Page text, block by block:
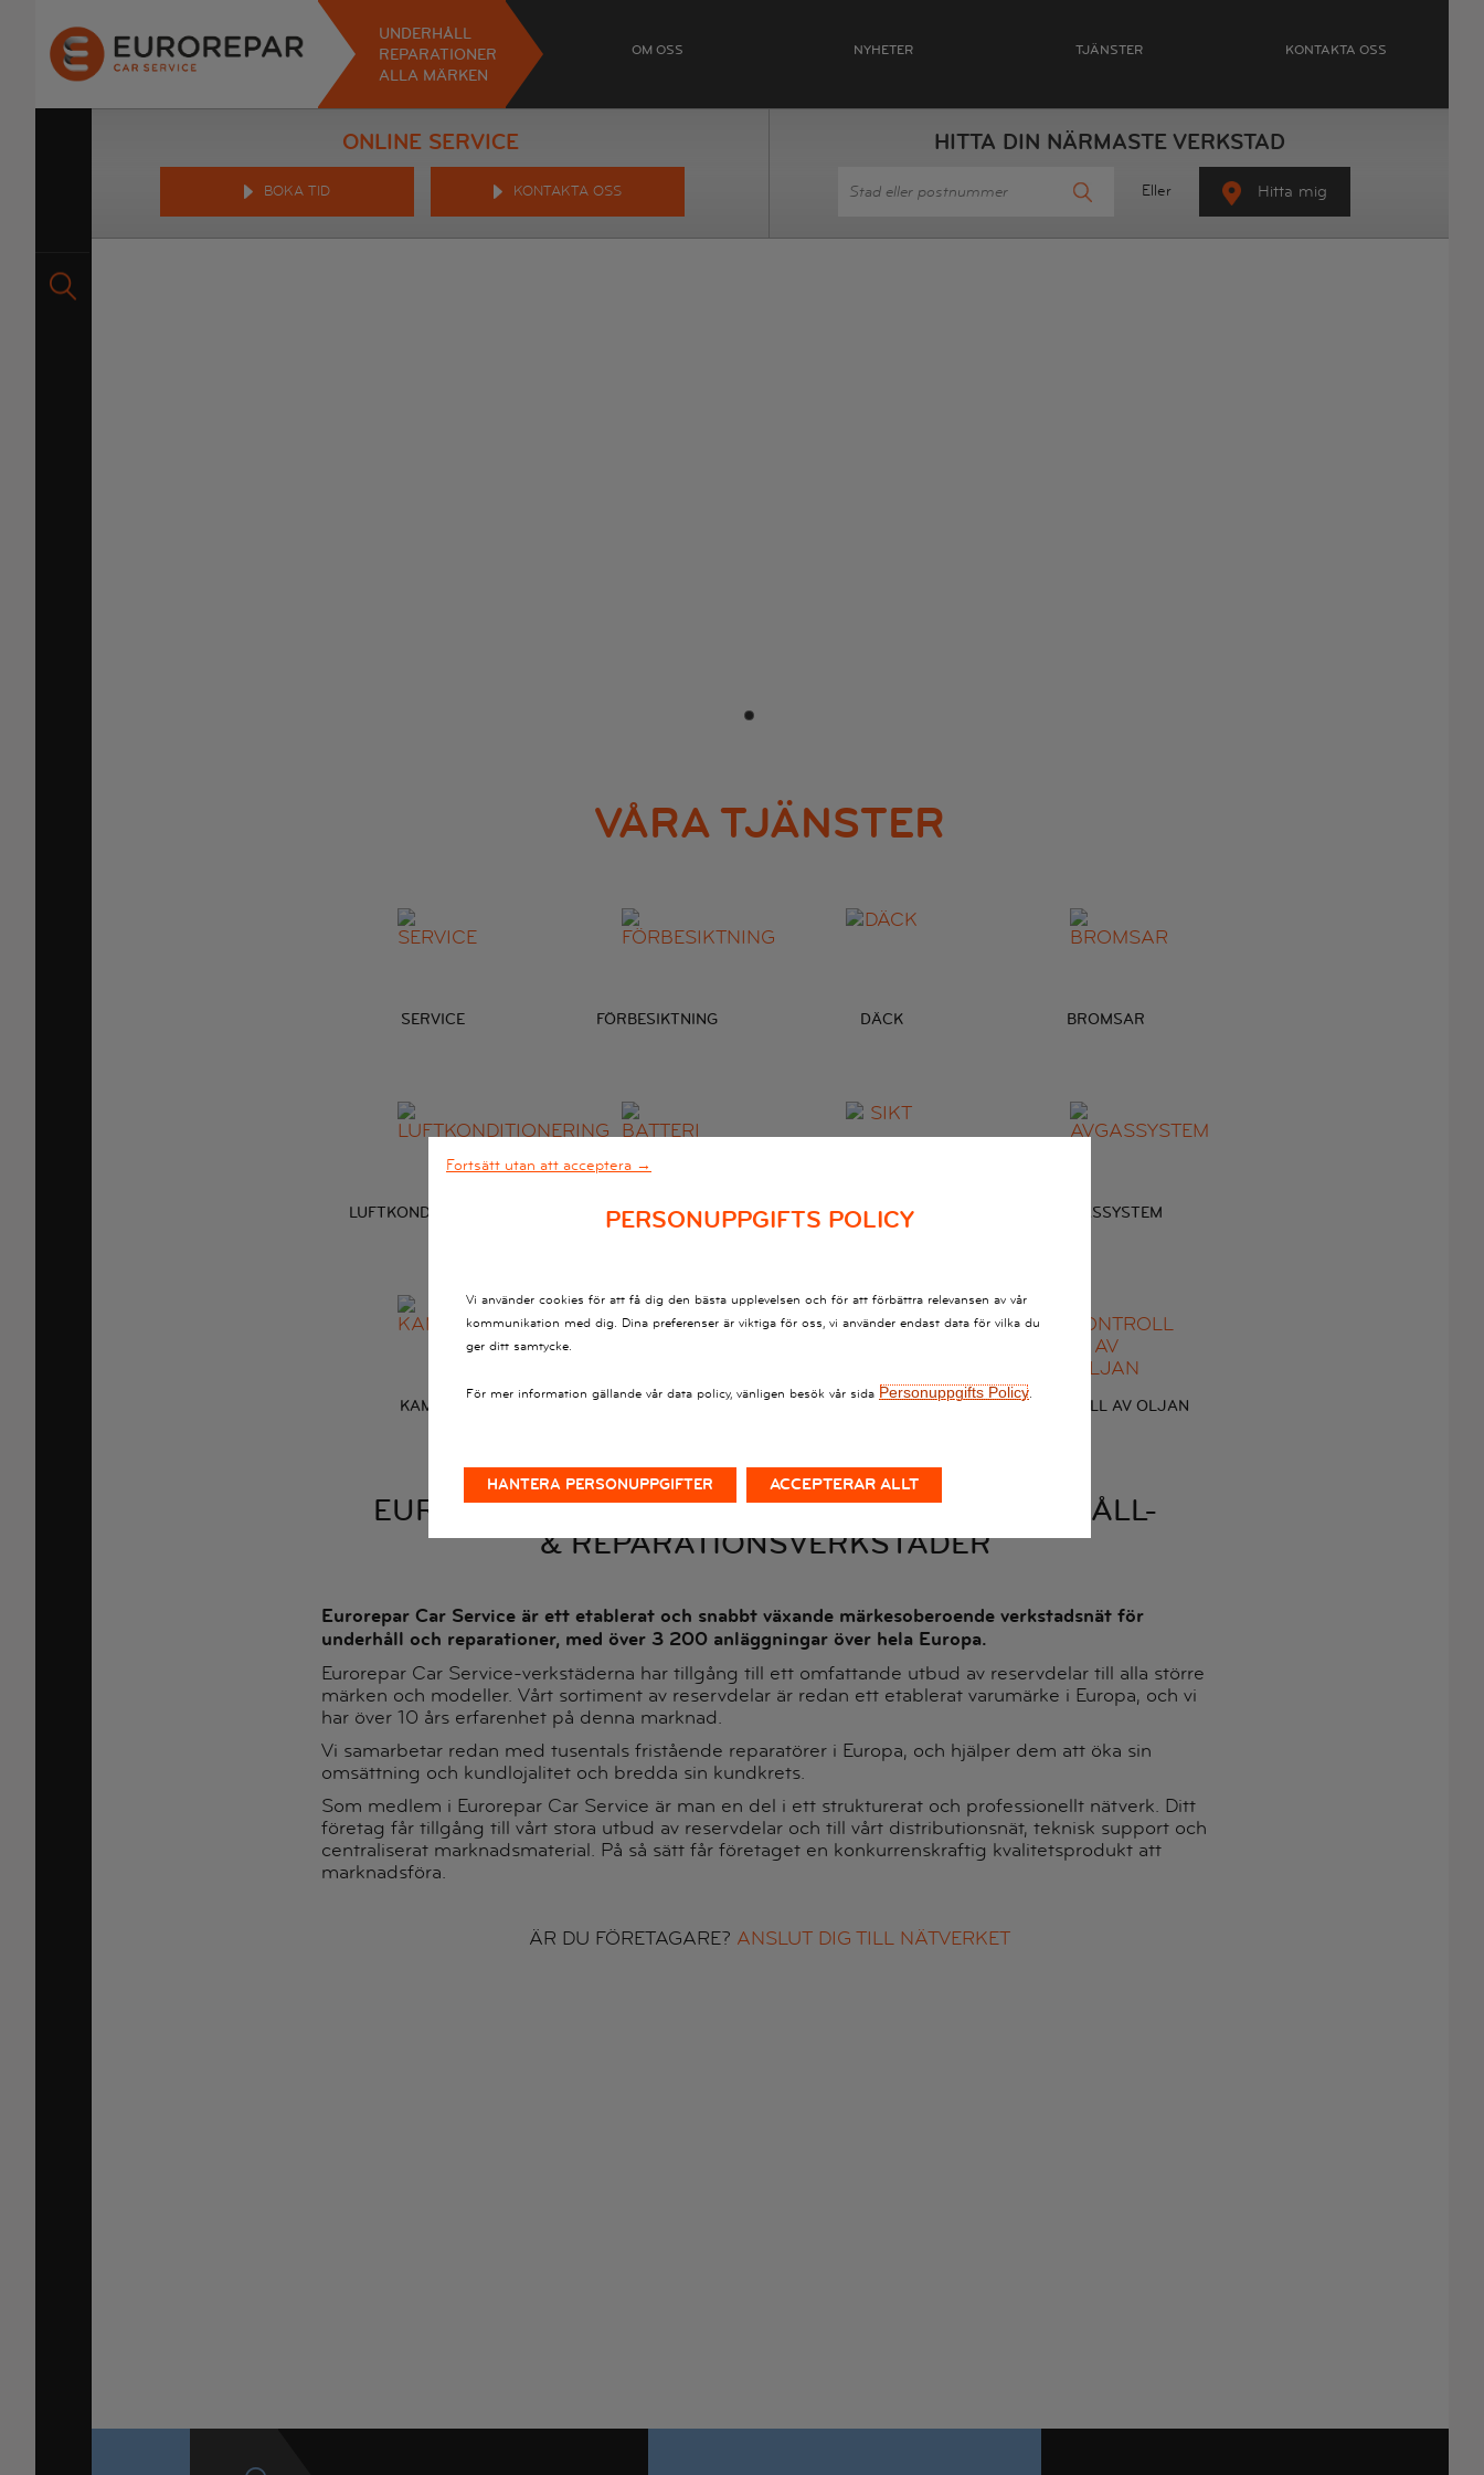
UNDERHÅLL
REPARATIONER
ALLA MÄRKEN
OM OSS NYHETER TJÄNSTER KONTAKTA OSS
ONLINE SERVICE
BOKA TID KONTAKTA OSS
HITTA DIN NÄRMASTE VERKSTAD
Eller Hitta mig
•
VÅRA TJÄNSTER
SERVICE FÖRBESIKTNING DÄCK BROMSAR
LUFTKONDITIONERING BATTERI SIKT AVGASSYSTEM
KAMREM
MEKANISKA
KONTROLL AV OLJAN
EURO REPAR CAR SERVICE: SERVICE-, UNDERHÅLL-
& REPARATIONSVERKSTÄDER
Eurorepar Car Service är ett etablerat och snabbt växande märkesoberoende verkstadsnät för
underhåll och reparationer, med över 3 200 anläggningar över hela Europa.
Eurorepar Car Service-verkstäderna har tillgång till ett omfattande utbud av reservdelar till alla större
märken och modeller. Vårt sortiment av reservdelar är redan ett etablerat varumärke i Europa, och vi
har över 10 års erfarenhet på denna marknad.
Vi samarbetar redan med tusentals fristående reparatörer i Europa, och hjälper dem att öka sin
omsättning och kundlojalitet och bredda sin kundkrets.
Som medlem i Eurorepar Car Service är man en del i ett strukturerat och professionellt nätverk. Ditt
företag får tillgång till vårt stora utbud av reservdelar och till vårt distributionsnät, teknisk support och
centraliserat marknadsmaterial. På så sätt får företaget en konkurrenskraftig kvalitetsprodukt att
marknadsföra.
ÄR DU FÖRETAGARE? ANSLUT DIG TILL NÄTVERKET
Fortsätt utan att acceptera →
PERSONUPPGIFTS POLICY
Vi använder cookies för att få dig den bästa upplevelsen och för att förbättra relevansen av vår
kommunikation med dig. Dina preferenser är viktiga för oss, vi använder endast data för vilka du
ger ditt samtycke.
För mer information gällande vår data policy, vänligen besök vår sida Personuppgifts Policy.
HANTERA PERSONUPPGIFTER ACCEPTERAR ALLT